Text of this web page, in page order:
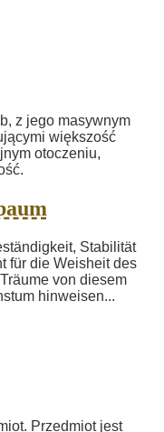
Stabilität
für die Weisheit des
von diesem
hinweisen...